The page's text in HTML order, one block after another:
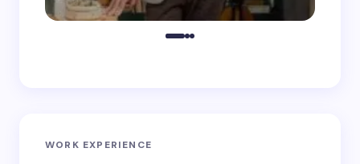
WORK EXPERIENCE